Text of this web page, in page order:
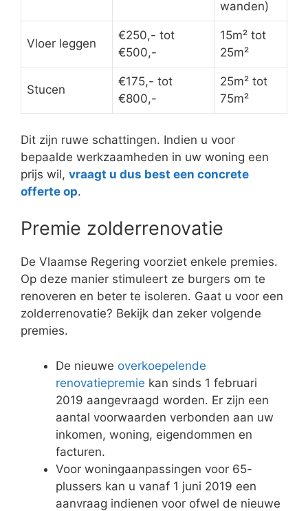
wanden)
Vloer leggen
€250,- tot
€500,-
15m² tot
25m²
Stucen
€175,- tot
€800,-
25m² tot
75m²
Dit zijn ruwe schattingen. Indien u voor
bepaalde werkzaamheden in uw woning een
prijs wil, vraagt u dus best een concrete
offerte op.
Premie zolderrenovatie
De Vlaamse Regering voorziet enkele premies.
Op deze manier stimuleert ze burgers om te
renoveren en beter te isoleren. Gaat u voor een
zolderrenovatie? Bekijk dan zeker volgende
premies.
De nieuwe overkoepelende
renovatiepremie kan sinds 1 februari
2019 aangevraagd worden. Er zijn een
aantal voorwaarden verbonden aan uw
inkomen, woning, eigendommen en
facturen.
Voor woningaanpassingen voor 65-
plussers kan u vanaf 1 juni 2019 een
aanvraag indienen voor ofwel de nieuwe